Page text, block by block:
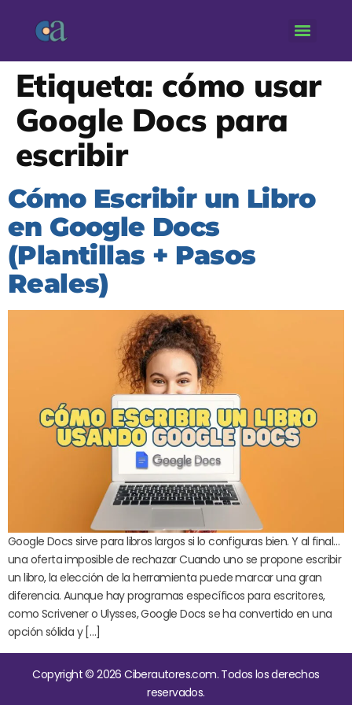
Etiqueta: cómo usar
Google Docs para
escribir
Cómo Escribir un Libro
en Google Docs
(Plantillas + Pasos
Reales)
Google Docs sirve para libros largos si lo configuras bien. Y al final…
una oferta imposible de rechazar Cuando uno se propone escribir
un libro, la elección de la herramienta puede marcar una gran
diferencia. Aunque hay programas específicos para escritores,
como Scrivener o Ulysses, Google Docs se ha convertido en una
opción sólida y […]
Copyright © 2026 Ciberautores.com. Todos los derechos
reservados.